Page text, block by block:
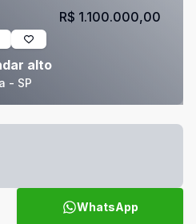
alto
- SP
R$ 1.100.000,00
WhatsApp